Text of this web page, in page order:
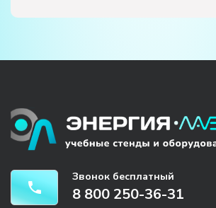
Звонок бесплатный
8 800 250-36-31